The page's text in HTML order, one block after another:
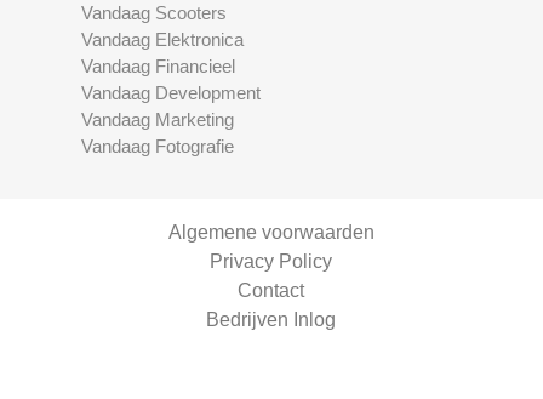
Vandaag Scooters
Vandaag Elektronica
Vandaag Financieel
Vandaag Development
Vandaag Marketing
Vandaag Fotografie
Algemene voorwaarden
Privacy Policy
Contact
Bedrijven Inlog